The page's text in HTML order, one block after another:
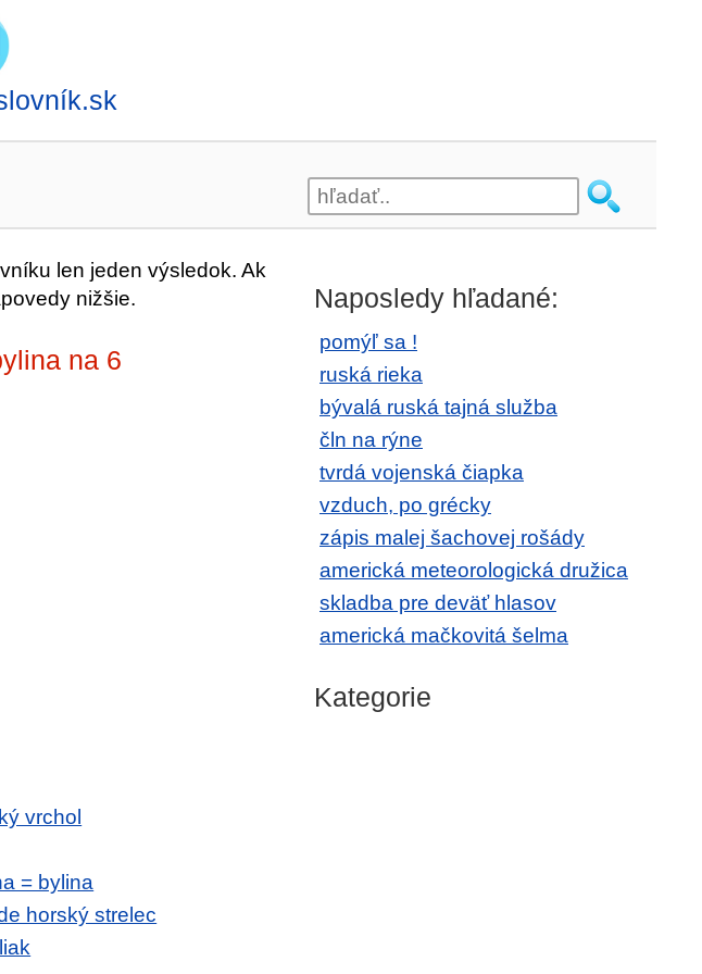
len jeden výsledok. Ak
nižšie.
na 6
vrchol
= bylina
horský strelec
Naposledy hľadané:
pomýľ sa !
ruská rieka
bývalá ruská tajná služba
čln na rýne
tvrdá vojenská čiapka
vzduch, po grécky
zápis malej šachovej rošády
americká meteorologická družica
skladba pre deväť hlasov
americká mačkovitá šelma
Kategorie